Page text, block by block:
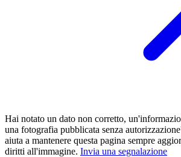
Hai notato un dato non corretto,
una fotografia pubblicata senza
aiuta a mantenere questa pagina sempre
diritti all'immagine. Invia una segnalazione